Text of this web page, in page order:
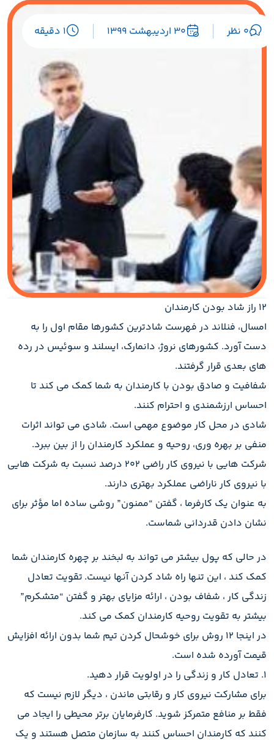
۰ نظر 30 اردیبهشت 1399 1 دقیقه
12 راز شاد بودن کارمندان
امسال، فنلاند در فهرست شادترین کشورها مقام اول را به
دست آورد. کشورهای نروژ، دانمارک، ایسلند و سوئیس در رده
های بعدی قرار گرفتند.
شفافیت و صادق بودن با کارمندان به شما کمک می کند تا
احساس ارزشمندی و احترام کنند.
شادی در محل کار موضوع مهمی است. شادی می تواند اثرات
منفی بر بهره وری، روحیه و عملکرد کارمندان را از بین ببرد.
شرکت هایی با نیروی کار راضی ۲۰۲ درصد نسبت به شرکت هایی
با نیروی کار ناراضی عملکرد بهتری دارند.
به عنوان یک کارفرما ، گفتن “ممنون” روشی ساده اما مؤثر برای
نشان دادن قدردانی شماست.
در حالی که پول بیشتر می تواند به لبخند بر چهره کارمندان شما
کمک کند ، این تنها راه شاد کردن آنها نیست. تقویت تعادل
زندگی کار ، شفاف بودن ، ارائه مزایای بهتر و گفتن “متشکرم”
بیشتر به تقویت روحیه کارمندان کمک می کند.
در اینجا 12 روش برای خوشحال کردن تیم شما بدون ارائه افزایش
قیمت آورده شده است.
1. تعادل کار و زندگی را در اولویت قرار دهید.
برای مشارکت نیروی کار و رقابتی ماندن ، دیگر لازم نیست که
فقط بر منافع متمرکز شوید. کارفرمایان برتر محیطی را ایجاد می
کنند که کارمندان احساس کنند به سازمان متصل هستند و یک